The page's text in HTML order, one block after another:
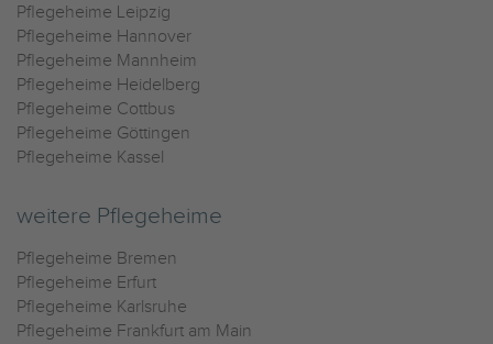
Pflegeheime Leipzig
Pflegeheime Hannover
Pflegeheime Mannheim
Pflegeheime Heidelberg
Pflegeheime Cottbus
Pflegeheime Göttingen
Pflegeheime Kassel
weitere Pflegeheime
Pflegeheime Bremen
Pflegeheime Erfurt
Pflegeheime Karlsruhe
Pflegeheime Frankfurt am Main